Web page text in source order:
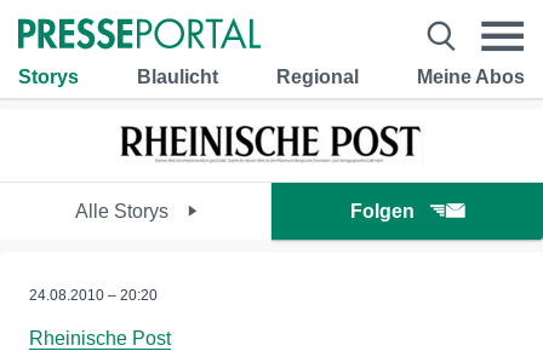
Storys Blaulicht Regional Meine Abos
Alle Storys Folgen
24.08.2010 – 20:20
Rheinische Post